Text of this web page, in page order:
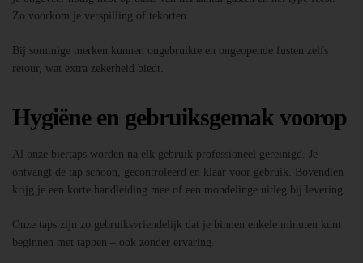
Zo voorkom je verspilling of tekorten.
Bij sommige merken kunnen ongebruikte en ongeopende fusten zelfs
retour, wat extra zekerheid biedt.
Hygiëne en gebruiksgemak voorop
Al onze biertaps worden na elk gebruik professioneel gereinigd. Je
ontvangt de tap schoon, gecontroleerd en klaar voor gebruik. Bovendien
krijg je een korte handleiding mee of een mondelinge uitleg bij levering.
Onze taps zijn zo gebruiksvriendelijk dat je binnen enkele minuten kunt
beginnen met tappen – ook zonder ervaring.